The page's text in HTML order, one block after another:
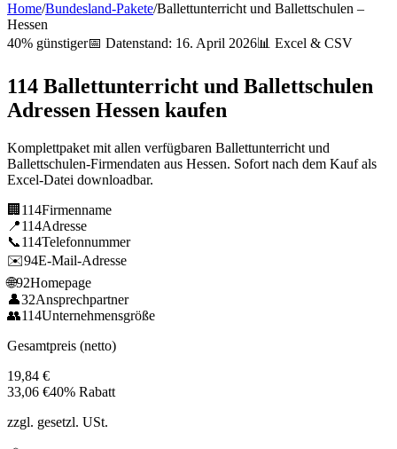
Home/Bundesland-Pakete/Ballettunterricht und Ballettschulen –
Hessen
40% günstiger📅 Datenstand: 16. April 2026📊 Excel & CSV
114 Ballettunterricht und Ballettschulen
Adressen Hessen kaufen
Komplettpaket mit allen verfügbaren Ballettunterricht und
Ballettschulen-Firmendaten aus Hessen. Sofort nach dem Kauf als
Excel-Datei downloadbar.
🏢 114Firmenname
📍114Adresse
📞114Telefonnummer
✉️94E-Mail-Adresse
🌐92Homepage
👤32Ansprechpartner
👥114Unternehmensgröße
Gesamtpreis (netto)
19,84 €
33,06 €40% Rabatt
zzgl. gesetzl. USt.